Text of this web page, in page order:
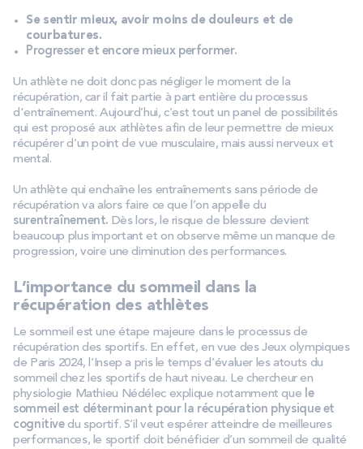
Se sentir mieux, avoir moins de douleurs et de
courbatures.
Progresser et encore mieux performer.
Un athlète ne doit donc pas négliger le moment de la
récupération, car il fait partie à part entière du processus
d'entraînement. Aujourd’hui, c’est tout un panel de possibilités
qui est proposé aux athlètes afin de leur permettre de mieux
récupérer d’un point de vue musculaire, mais aussi nerveux et
mental.
Un athlète qui enchaîne les entraînements sans période de
récupération va alors faire ce que l’on appelle du
surentraînement. Dès lors, le risque de blessure devient
beaucoup plus important et on observe même un manque de
progression, voire une diminution des performances.
L’importance du sommeil dans la
récupération des athlètes
Le sommeil est une étape majeure dans le processus de
récupération des sportifs. En effet, en vue des Jeux olympiques
de Paris 2024, l’Insep a pris le temps d’évaluer les atouts du
sommeil chez les sportifs de haut niveau. Le chercheur en
physiologie Mathieu Nédélec explique notamment que le
sommeil est déterminant pour la récupération physique et
cognitivedu sportif. S’il veut espérer atteindre de meilleures
performances, le sportif doit bénéficier d’un sommeil de qualité